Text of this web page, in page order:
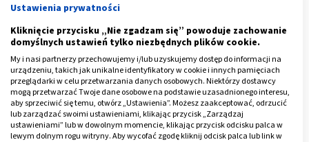
Ustawienia prywatności
Kliknięcie przycisku „Nie zgadzam się” powoduje zachowanie
domyślnych ustawień tylko niezbędnych plików cookie.
My i nasi partnerzy przechowujemy i/lub uzyskujemy dostęp do informacji na
urządzeniu, takich jak unikalne identyfikatory w cookie i innych pamięciach
przeglądarki w celu przetwarzania danych osobowych. Niektórzy dostawcy
mogą przetwarzać Twoje dane osobowe na podstawie uzasadnionego interesu,
aby sprzeciwić się temu, otwórz „Ustawienia”. Możesz zaakceptować, odrzucić
lub zarządzać swoimi ustawieniami, klikając przycisk „Zarządzaj
ustawieniami” lub w dowolnym momencie, klikając przycisk odcisku palca w
lewym dolnym rogu witryny. Aby wycofać zgodę kliknij odcisk palca lub link w